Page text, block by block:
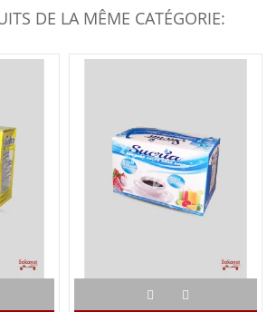
DE LA MÊME CATÉGORIE: